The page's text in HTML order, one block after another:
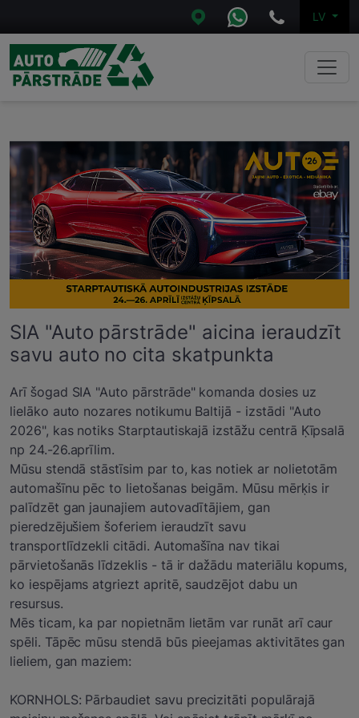
LV
SIA "Auto pārstrāde" aicina ieraudzīt
savu auto no cita skatpunkta
Arī šogad SIA "Auto pārstrāde" komanda dosies uz
lielāko auto nozares notikumu Baltijā - izstādi "Auto
2026", kas notiks Starptautiskajā izstāžu centrā Ķīpsalā
np 24.-26.aprīlim.
Mūsu stendā stāstīsim par to, kas notiek ar nolietotām
automašīnu pēc to lietošanas beigām. Mūsu mērķis ir
palīdzēt gan jaunajiem autovadītājiem, gan
pieredzējušiem šoferiem ieraudzīt savu
transportlīdzekli citādi. Automašīna nav tikai
pārvietošanās līdzeklis - tā ir dažādu materiālu kopums,
ko iespējams atgriezt apritē, saudzējot dabu un
resursus.
Mēs ticam, ka par nopietnām lietām var runāt arī caur
spēli. Tāpēc mūsu stendā būs pieejamas aktivitātes gan
lieliem, gan maziem:
KORNHOLS: Pārbaudiet savu precizitāti populārajā